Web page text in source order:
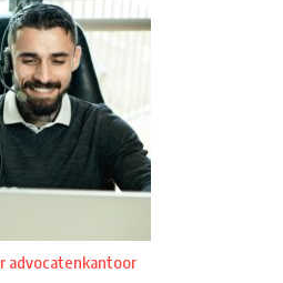
advocatenkantoor